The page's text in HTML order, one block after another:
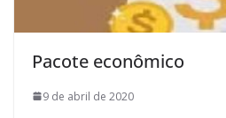
Pacote econômico
9 de abril de 2020